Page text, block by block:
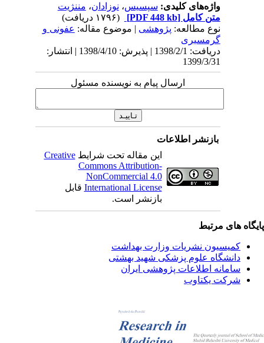
واژه‌های کلیدی:سپسیس،نوزادان ،مننژیت
متن کامل[PDF 448 kb]
نوع مطالعه:پژوهشی| موضوع مقاله:عفونی و
گرمسیری
دریافت: 1398/2/1 | پذیرش: 1398/4/10 | انتشار:
1399/3/31
ارسال پیام به نویسنده مسئول
بازنشر اطلاعات
این مقاله تحت شرایطCreative
Commons Attribution-
NonCommercial 4.0
International Licenseقابل
بازنشر است.
های مرتبط
کمیسیون نشریات وزارت بهداشت
دانشگاه علوم پزشکی شهید بهشتی
سامانه اطلاعات پژوهشی ایران
شرکت یکتاوب